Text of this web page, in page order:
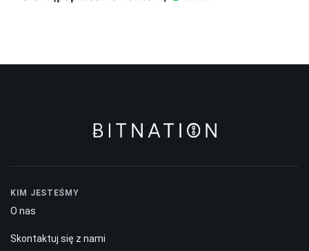
KIM JESTEŚMY
O nas
Skontaktuj się z nami